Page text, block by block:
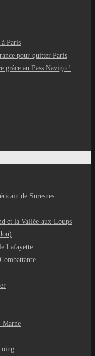
Paris
pour quitter Paris
grâce au Pass Navigo !
de Suresnes
et la Vallée-aux-Loups
Lafayette
Marne